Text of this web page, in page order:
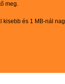
meg.
kisebb és 1 MB-nál